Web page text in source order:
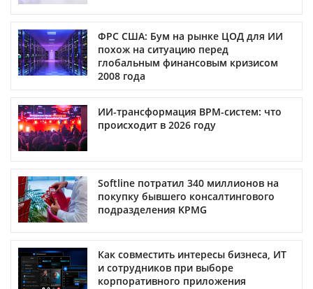
ФРС США: Бум на рынке ЦОД для ИИ
похож на ситуацию перед
глобальным финансовым кризисом
2008 года
ИИ-трансформация BPM-систем: что
происходит в 2026 году
Softline потратил 340 миллионов на
покупку бывшего консалтингового
подразделения KPMG
Как совместить интересы бизнеса, ИТ
и сотрудников при выборе
корпоративного приложения